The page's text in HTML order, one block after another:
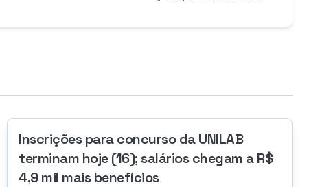
Inscrições para concurso da UNILAB
terminam hoje (16); salários chegam a R$
4,9 mil mais benefícios